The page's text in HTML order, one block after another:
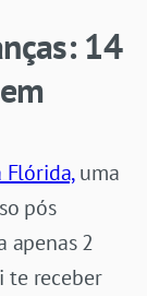
14
Flórida,uma
pós
apenas 2
te receber